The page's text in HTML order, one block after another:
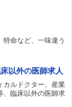
特命など、一味違う
以外の医師求人
カルドクター、産業
、臨床以外の医師求